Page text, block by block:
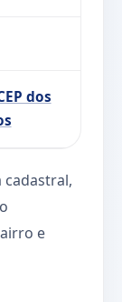
dos
cadastral,
e